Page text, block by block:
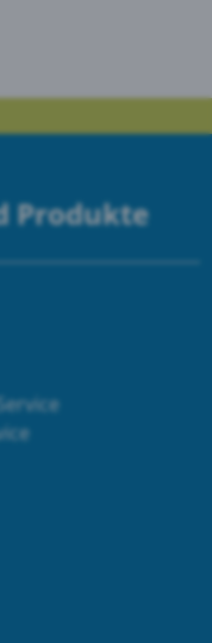
Produkte